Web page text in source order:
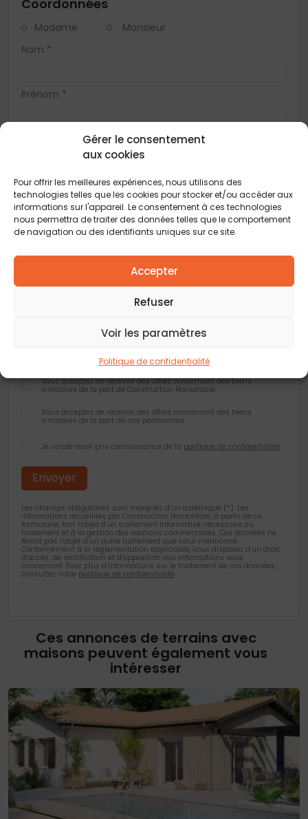
Gérer le consentement
aux cookies
Pour offrir les meilleures expériences, nous utilisons des
technologies telles que les cookies pour stocker et/ou accéder aux
informations sur l'appareil. Le consentement à ces technologies
nous permettra de traiter des données telles que le comportement
de navigation ou des identifiants uniques sur ce site.
Accepter
Refuser
Voir les paramètres
Politique de confidentialité
Coordonnées
Madame
Monsieur
Nom *
Prénom *
E-mail*
Adresse
Code postal*
Vous acceptez de recevoir des offres concernant des biens
similaires de la part de Construction Horizontale
Vous acceptez de recevoir des offres concernant des biens
similaires de la part de nos partenaires
Je valide avoir pris connaissance de la politique de confidentialité
Les champs obligatoires sont marqués d’un astérisque (*). Les
informations recueillies par Construction Horizontale, à partir de ce
formulaire, font l’objet d’un traitement informatisé nécessaire au
traitement et à la gestion des relations commerciales. Ces données ne
feront pas l’objet d’un autre traitement que celui mentionné.
Conformément à la règlementation applicable, vous disposez d’un droit
d’accès, de rectification et d’opposition aux informations vous
concernant. Pour plus d’informations sur le traitement de vos données,
consultez notre politique de confidentialité
Ces annonces de terrains avec
maisons peuvent également vous
intéresser